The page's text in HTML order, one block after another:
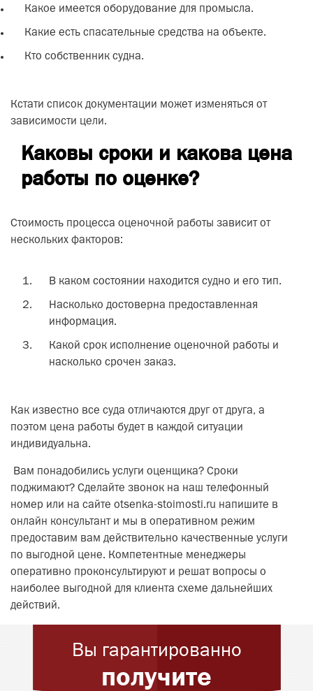
Какое имеется оборудование для промысла.
Какие есть спасательные средства на объекте.
Кто собственник судна.
Кстати список документации может изменяться от
зависимости цели.
Каковы сроки и какова цена
работы по оценке?
Стоимость процесса оценочной работы зависит от
нескольких факторов:
В каком состоянии находится судно и его тип.
Насколько достоверна предоставленная
информация.
Какой срок исполнение оценочной работы и
насколько срочен заказ.
Как известно все суда отличаются друг от друга, а
поэтом цена работы будет в каждой ситуации
индивидуальна.
Вам понадобились услуги оценщика? Сроки
поджимают? Сделайте звонок на наш телефонный
номер или на сайте otsenka-stoimosti.ru напишите в
онлайн консультант и мы в оперативном режим
предоставим вам действительно качественные услуги
по выгодной цене. Компетентные менеджеры
оперативно проконсультируют и решат вопросы о
наиболее выгодной для клиента схеме дальнейших
действий.
Вы гарантированно
получите